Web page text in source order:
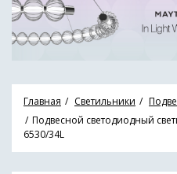
Главная Светильники
Подвесной светодиодный
6530/34L